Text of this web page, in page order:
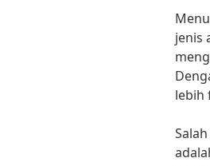
jenis
lebih